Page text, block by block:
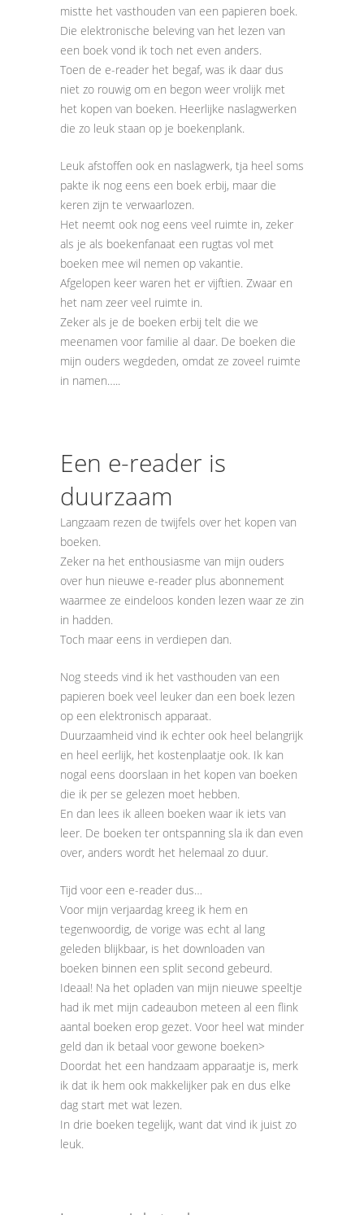
mistte het vasthouden van een papieren boek.
Die elektronische beleving van het lezen van
een boek vond ik toch net even anders.
Toen de e-reader het begaf, was ik daar dus
niet zo rouwig om en begon weer vrolijk met
het kopen van boeken. Heerlijke naslagwerken
die zo leuk staan op je boekenplank.
Leuk afstoffen ook en naslagwerk, tja heel soms
pakte ik nog eens een boek erbij, maar die
keren zijn te verwaarlozen.
Het neemt ook nog eens veel ruimte in, zeker
als je als boekenfanaat een rugtas vol met
boeken mee wil nemen op vakantie.
Afgelopen keer waren het er vijftien. Zwaar en
het nam zeer veel ruimte in.
Zeker als je de boeken erbij telt die we
meenamen voor familie al daar. De boeken die
mijn ouders wegdeden, omdat ze zoveel ruimte
in namen…..
Een e-reader is
duurzaam
Langzaam rezen de twijfels over het kopen van
boeken.
Zeker na het enthousiasme van mijn ouders
over hun nieuwe e-reader plus abonnement
waarmee ze eindeloos konden lezen waar ze zin
in hadden.
Toch maar eens in verdiepen dan.
Nog steeds vind ik het vasthouden van een
papieren boek veel leuker dan een boek lezen
op een elektronisch apparaat.
Duurzaamheid vind ik echter ook heel belangrijk
en heel eerlijk, het kostenplaatje ook. Ik kan
nogal eens doorslaan in het kopen van boeken
die ik per se gelezen moet hebben.
En dan lees ik alleen boeken waar ik iets van
leer. De boeken ter ontspanning sla ik dan even
over, anders wordt het helemaal zo duur.
Tijd voor een e-reader dus…
Voor mijn verjaardag kreeg ik hem en
tegenwoordig, de vorige was echt al lang
geleden blijkbaar, is het downloaden van
boeken binnen een split second gebeurd.
Ideaal! Na het opladen van mijn nieuwe speeltje
had ik met mijn cadeaubon meteen al een flink
aantal boeken erop gezet. Voor heel wat minder
geld dan ik betaal voor gewone boeken>
Doordat het een handzaam apparaatje is, merk
ik dat ik hem ook makkelijker pak en dus elke
dag start met wat lezen.
In drie boeken tegelijk, want dat vind ik juist zo
leuk.